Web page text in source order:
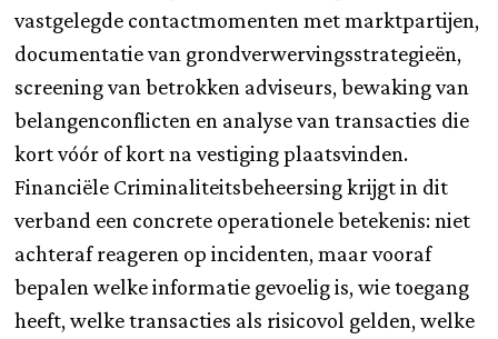
vastgelegde contactmomenten met marktpartijen,
documentatie van grondverwervingsstrategieën,
screening van betrokken adviseurs, bewaking van
belangenconflicten en analyse van transacties die
kort vóór of kort na vestiging plaatsvinden.
Financiële Criminaliteitsbeheersing krijgt in dit
verband een concrete operationele betekenis: niet
achteraf reageren op incidenten, maar vooraf
bepalen welke informatie gevoelig is, wie toegang
heeft, welke transacties als risicovol gelden, welke